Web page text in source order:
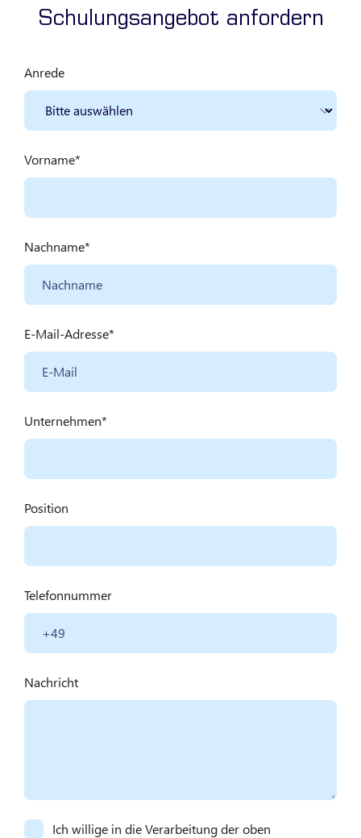
Schulungsangebot anfordern
Anrede
Vorname
Nachname
E-Mail-Adresse
Unternehmen
Position
Telefonnummer
Nachricht
Ich willige in die Verarbeitung der oben